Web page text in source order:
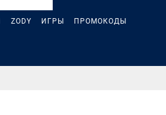
ZODY ИГРЫ ПРОМОКОДЫ